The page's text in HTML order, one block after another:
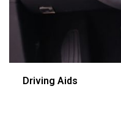
Driving Aids